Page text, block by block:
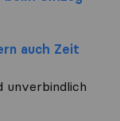
auch Zeit
unverbindlich